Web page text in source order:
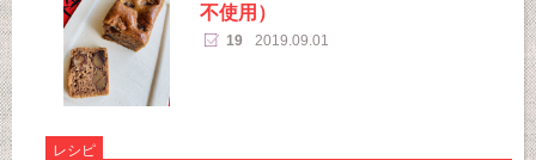
不使用）
19 2019.09.01
レシピ